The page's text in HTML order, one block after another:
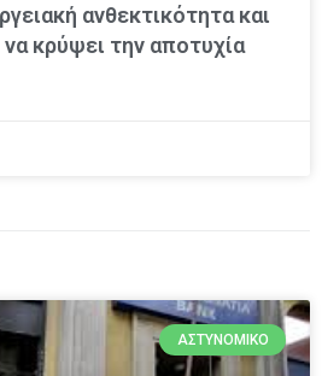
ανθεκτικότητα και
κρύψει την αποτυχία
ΑΣΤΥΝΟΜΙΚΌ